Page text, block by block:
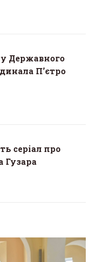
Державного
П’єтро
серіал про
Гузара